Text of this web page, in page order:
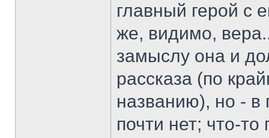
главный герой с
же, видимо,
замыслу она и
рассказа (по
названию), но - в
почти нет; что-